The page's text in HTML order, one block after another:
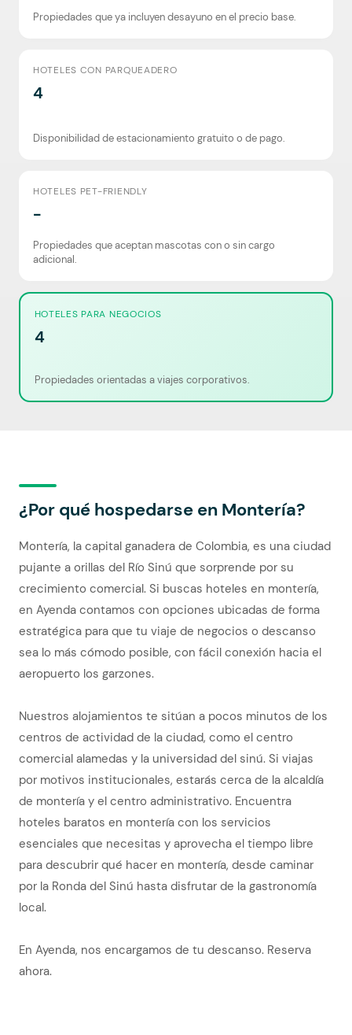
Propiedades que ya incluyen desayuno en el precio base.
HOTELES CON PARQUEADERO
4
Disponibilidad de estacionamiento gratuito o de pago.
HOTELES PET-FRIENDLY
-
Propiedades que aceptan mascotas con o sin cargo
adicional.
HOTELES PARA NEGOCIOS
4
Propiedades orientadas a viajes corporativos.
¿Por qué hospedarse en Montería?
Montería, la capital ganadera de Colombia, es una ciudad
pujante a orillas del Río Sinú que sorprende por su
crecimiento comercial. Si buscas hoteles en montería,
en Ayenda contamos con opciones ubicadas de forma
estratégica para que tu viaje de negocios o descanso
sea lo más cómodo posible, con fácil conexión hacia el
aeropuerto los garzones.
Nuestros alojamientos te sitúan a pocos minutos de los
centros de actividad de la ciudad, como el centro
comercial alamedas y la universidad del sinú. Si viajas
por motivos institucionales, estarás cerca de la alcaldía
de montería y el centro administrativo. Encuentra
hoteles baratos en montería con los servicios
esenciales que necesitas y aprovecha el tiempo libre
para descubrir qué hacer en montería, desde caminar
por la Ronda del Sinú hasta disfrutar de la gastronomía
local.
En Ayenda, nos encargamos de tu descanso. Reserva
ahora.